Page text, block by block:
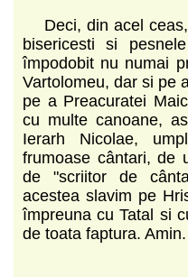
Deci, din acel
bisericesti si
împodobit nu numai
Vartolomeu, dar si pe
pe a Preacuratei
cu multe canoane,
Ierarh Nicolae,
frumoase cântari, de
de "scriitor de
acestea slavim pe
împreuna cu Tatal si
de toata faptura. Amin.